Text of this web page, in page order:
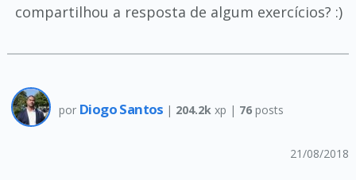
compartilhou a resposta de algum exercícios? :)
por Diogo Santos | 204.2k xp | 76 posts
21/08/2018